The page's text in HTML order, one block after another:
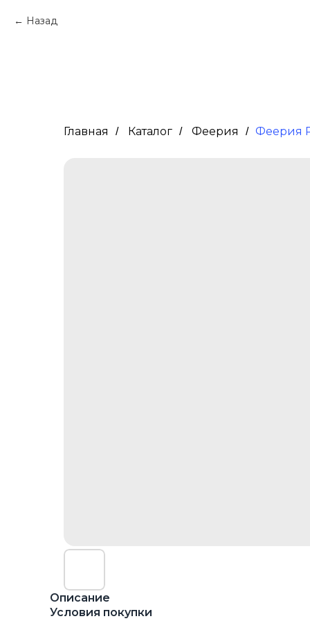
Главная / Каталог / Феерия / Феерия
Назад
Описание
Условия покупки